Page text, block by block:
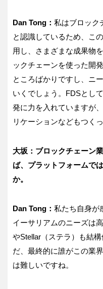
Dan Tong： 私はブロック
と認識しているため、こ
用し、さまざまな成果物
ックチェーンを使った開
ところばかりですし、ニ
いくでしょう。FDSとし
発に力を入れていますが
リケーションなどもつく
大坂：ブロックチェーン
ば、プラットフォームで
か。
Dan Tong： 私たち自身が
イーサリアムのニーズは
やStellar（ステラ）も結
だ、最終的に誰がこの業
は難しいですね。